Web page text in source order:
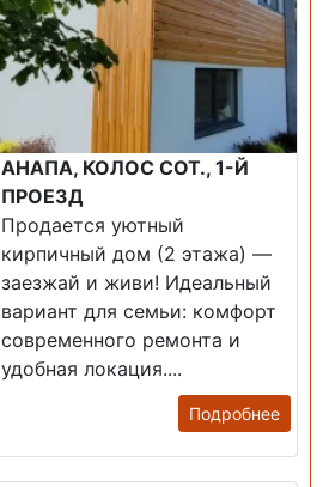
АНАПА, КОЛОС СОТ., 1-Й
ПРОЕЗД
Продается уютный
кирпичный дом (2 этажа) —
заезжай и живи! ​Идеальный
вариант для семьи: комфорт
современного ремонта и
удобная локация....
Подробнее